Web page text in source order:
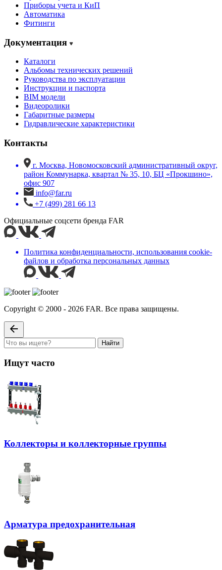
Приборы учета и КиП
Автоматика
Фитинги
Документация
Каталоги
Альбомы технических решений
Руководства по эксплуатации
Инструкции и паспорта
BIM модели
Видеоролики
Габаритные размеры
Гидравлические характеристики
Контакты
г. Москва, Новомосковский административный округ,
район Коммунарка, квартал № 35, 10, БЦ «Прокшино»,
офис 907
info@far.ru
+7 (499) 281 66 13
Официальные соцсети бренда FAR
Политика конфиденциальности, использования сookie-
файлов и обработка персональных данных
Copyright © 2000 - 2026 FAR. Все права защищены.
Найти
Ищут часто
Коллекторы и коллекторные группы
Арматура предохранительная